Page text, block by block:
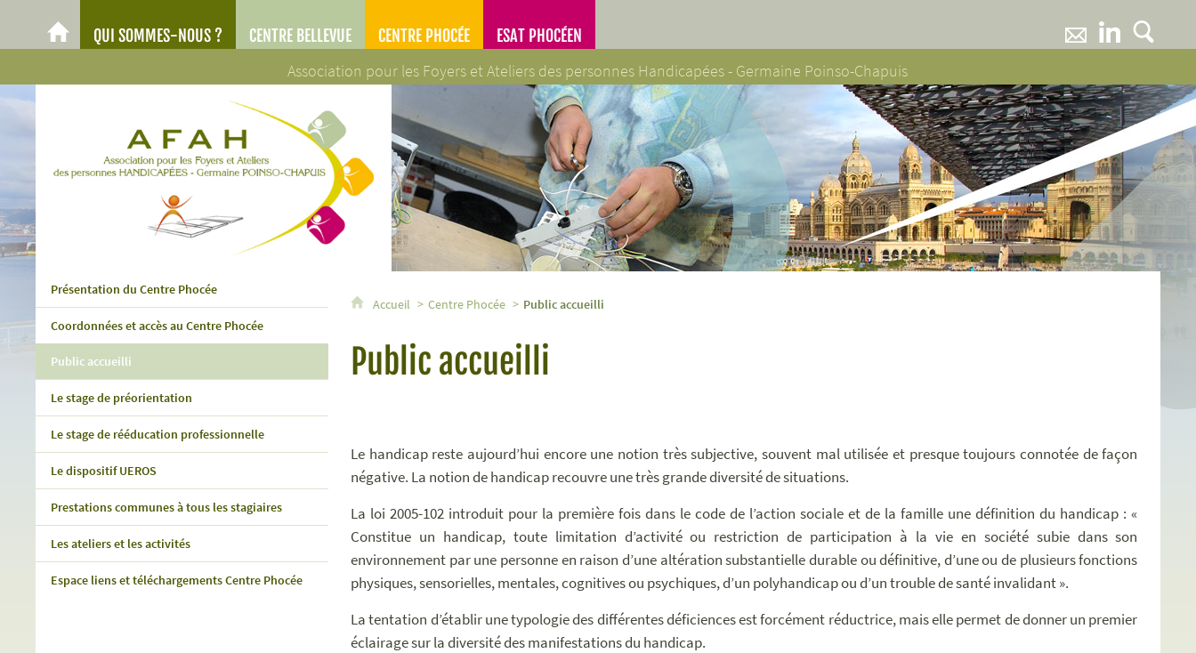
Association pour les Foyers et Ateliers des personnes Handicapées - Germaine Poinso-Chapuis
AFAH - Association pour les Foyers et Ateliers des personnes Handicapées - Germaine Poinso-Chapuis
AFAH
QUI SOMMES-NOUS ? CENTRE BELLEVUE CENTRE PHOCÉE ESAT PHOCÉEN
Présentation du Centre Phocée
Coordonnées et accès au Centre Phocée
Public accueilli
Le stage de préorientation
Le stage de rééducation professionnelle
Le dispositif UEROS
Prestations communes à tous les stagiaires
Les ateliers et les activités
Espace liens et téléchargements Centre Phocée
Accueil Centre Phocée Public accueilli
Public accueilli
Le handicap reste aujourd’hui encore une notion très subjective, souvent mal utilisée et presque toujours connotée de façon
négative. La notion de handicap recouvre une très grande diversité de situations.
La loi 2005-102 introduit pour la première fois dans le code de l’action sociale et de la famille une définition du handicap : «
Constitue un handicap, toute limitation d’activité ou restriction de participation à la vie en société subie dans son
environnement par une personne en raison d’une altération substantielle durable ou définitive, d’une ou de plusieurs fonctions
physiques, sensorielles, mentales, cognitives ou psychiques, d’un polyhandicap ou d’un trouble de santé invalidant ».
La tentation d’établir une typologie des différentes déficiences est forcément réductrice, mais elle permet de donner un premier
éclairage sur la diversité des manifestations du handicap.